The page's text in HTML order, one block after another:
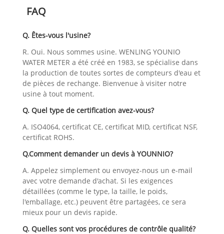
FAQ
Q. Êtes-vous l'usine?
R. Oui. Nous sommes usine. WENLING YOUNIO
WATER METER a été créé en 1983, se spécialise dans
la production de toutes sortes de compteurs d'eau et
de pièces de rechange. Bienvenue à visiter notre
usine à tout moment.
Q. Quel type de certification avez-vous?
A. ISO4064, certificat CE, certificat MID, certificat NSF,
certificat ROHS.
Q.Comment demander un devis à YOUNNIO?
A. Appelez simplement ou envoyez-nous un e-mail
avec votre demande d'achat. Si les exigences
détaillées (comme le type, la taille, le poids,
l'emballage, etc.) peuvent être partagées, ce sera
mieux pour un devis rapide.
Q. Quelles sont vos procédures de contrôle qualité?